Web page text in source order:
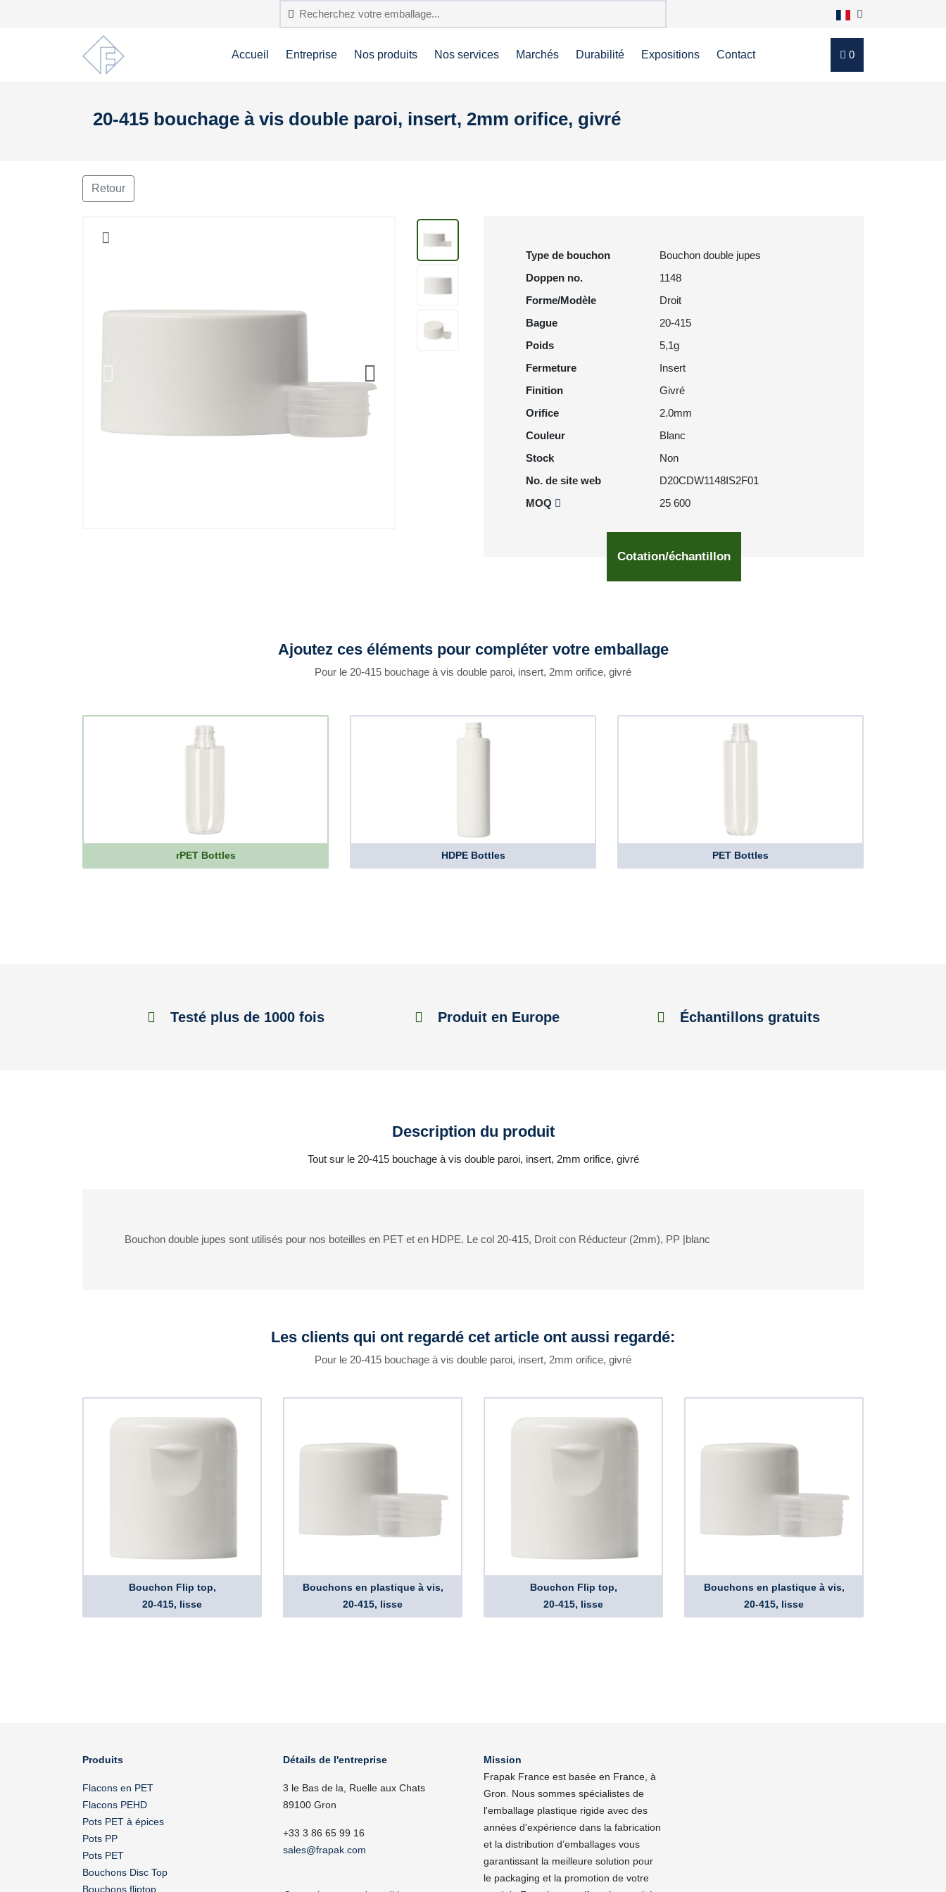
Accueil Entreprise Nos produits Nos services Marchés Durabilité Expositions Contact 0
20-415 bouchage à vis double paroi, insert, 2mm orifice, givré
Retour
Type de bouchon
Bouchon double jupes
Doppen no.
1148
Forme/Modèle
Droit
Bague
20-415
Poids
5,1g
Fermeture
Insert
Finition
Givré
Orifice
2.0mm
Couleur
Blanc
Stock
Non
No. de site web
D20CDW1148IS2F01
MOQ
25 600
Cotation/échantillon
Ajoutez ces éléments pour compléter votre emballage
Pour le 20-415 bouchage à vis double paroi, insert, 2mm orifice, givré
rPET Bottles HDPE Bottles PET Bottles
Testé plus de 1000 fois Produit en Europe Échantillons gratuits
Description du produit
Tout sur le 20-415 bouchage à vis double paroi, insert, 2mm orifice, givré
Bouchon double jupes sont utilisés pour nos boteilles en PET et en HDPE. Le col 20-415, Droit con Réducteur (2mm), PP |blanc
Les clients qui ont regardé cet article ont aussi regardé:
Pour le 20-415 bouchage à vis double paroi, insert, 2mm orifice, givré
Bouchon Flip top,
20-415, lisse
Bouchons en plastique à vis,
20-415, lisse
Bouchon Flip top,
20-415, lisse
Bouchons en plastique à vis,
20-415, lisse
Produits
Flacons en PET
Flacons PEHD
Pots PET à épices
Pots PP
Pots PET
Bouchons Disc Top
Bouchons fliptop
Détails de l'entreprise
3 le Bas de la, Ruelle aux Chats
89100 Gron
+33 3 86 65 99 16
sales@frapak.com
Mission
Frapak France est basée en France, à
Gron. Nous sommes spécialistes de
l'emballage plastique rigide avec des
années d'expérience dans la fabrication
et la distribution d’emballages vous
garantissant la meilleure solution pour
le packaging et la promotion de votre